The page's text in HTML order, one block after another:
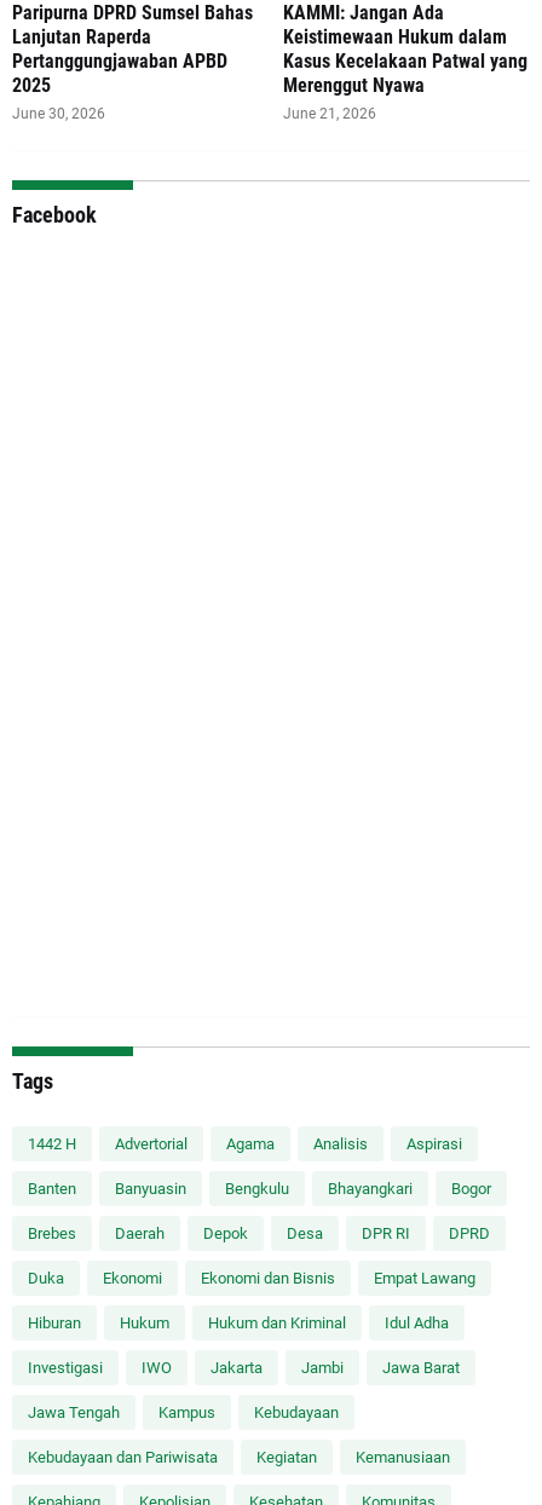
Paripurna DPRD Sumsel Bahas
Lanjutan Raperda
Pertanggungjawaban APBD
2025
June 30, 2026
‎KAMMI: Jangan Ada
Keistimewaan Hukum dalam
Kasus Kecelakaan Patwal yang
Merenggut Nyawa
June 21, 2026
Facebook
Tags
1442 H Advertorial Agama Analisis Aspirasi
Banten Banyuasin Bengkulu Bhayangkari Bogor
Brebes Daerah Depok Desa DPR RI DPRD
Duka Ekonomi Ekonomi dan Bisnis Empat Lawang
Hiburan Hukum Hukum dan Kriminal Idul Adha
Investigasi IWO Jakarta Jambi Jawa Barat
Jawa Tengah Kampus Kebudayaan
Kebudayaan dan Pariwisata Kegiatan Kemanusiaan